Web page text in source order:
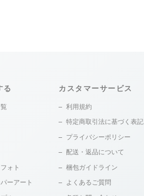
る
ォト
ーアート
カスタマーサービス
利用規約
特定商取引法に基づく表記
プライバシーポリシー
配送・返品について
梱包ガイドライン
よくあるご質問